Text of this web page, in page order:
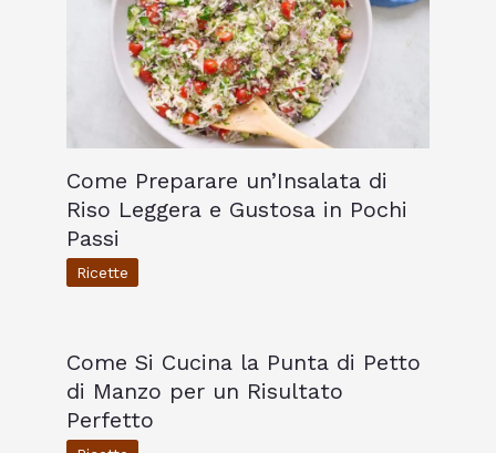
Come Preparare un’Insalata di
Riso Leggera e Gustosa in Pochi
Passi
Ricette
Come Si Cucina la Punta di Petto
di Manzo per un Risultato
Perfetto